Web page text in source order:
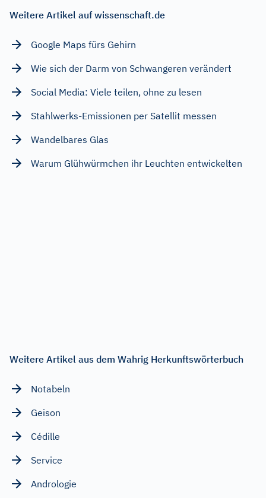
Weitere Artikel auf wissenschaft.de
Google Maps fürs Gehirn
Wie sich der Darm von Schwangeren verändert
Social Media: Viele teilen, ohne zu lesen
Stahlwerks-Emissionen per Satellit messen
Wandelbares Glas
Warum Glühwürmchen ihr Leuchten entwickelten
Weitere Artikel aus dem Wahrig Herkunftswörterbuch
Notabeln
Geison
Cédille
Service
Andrologie